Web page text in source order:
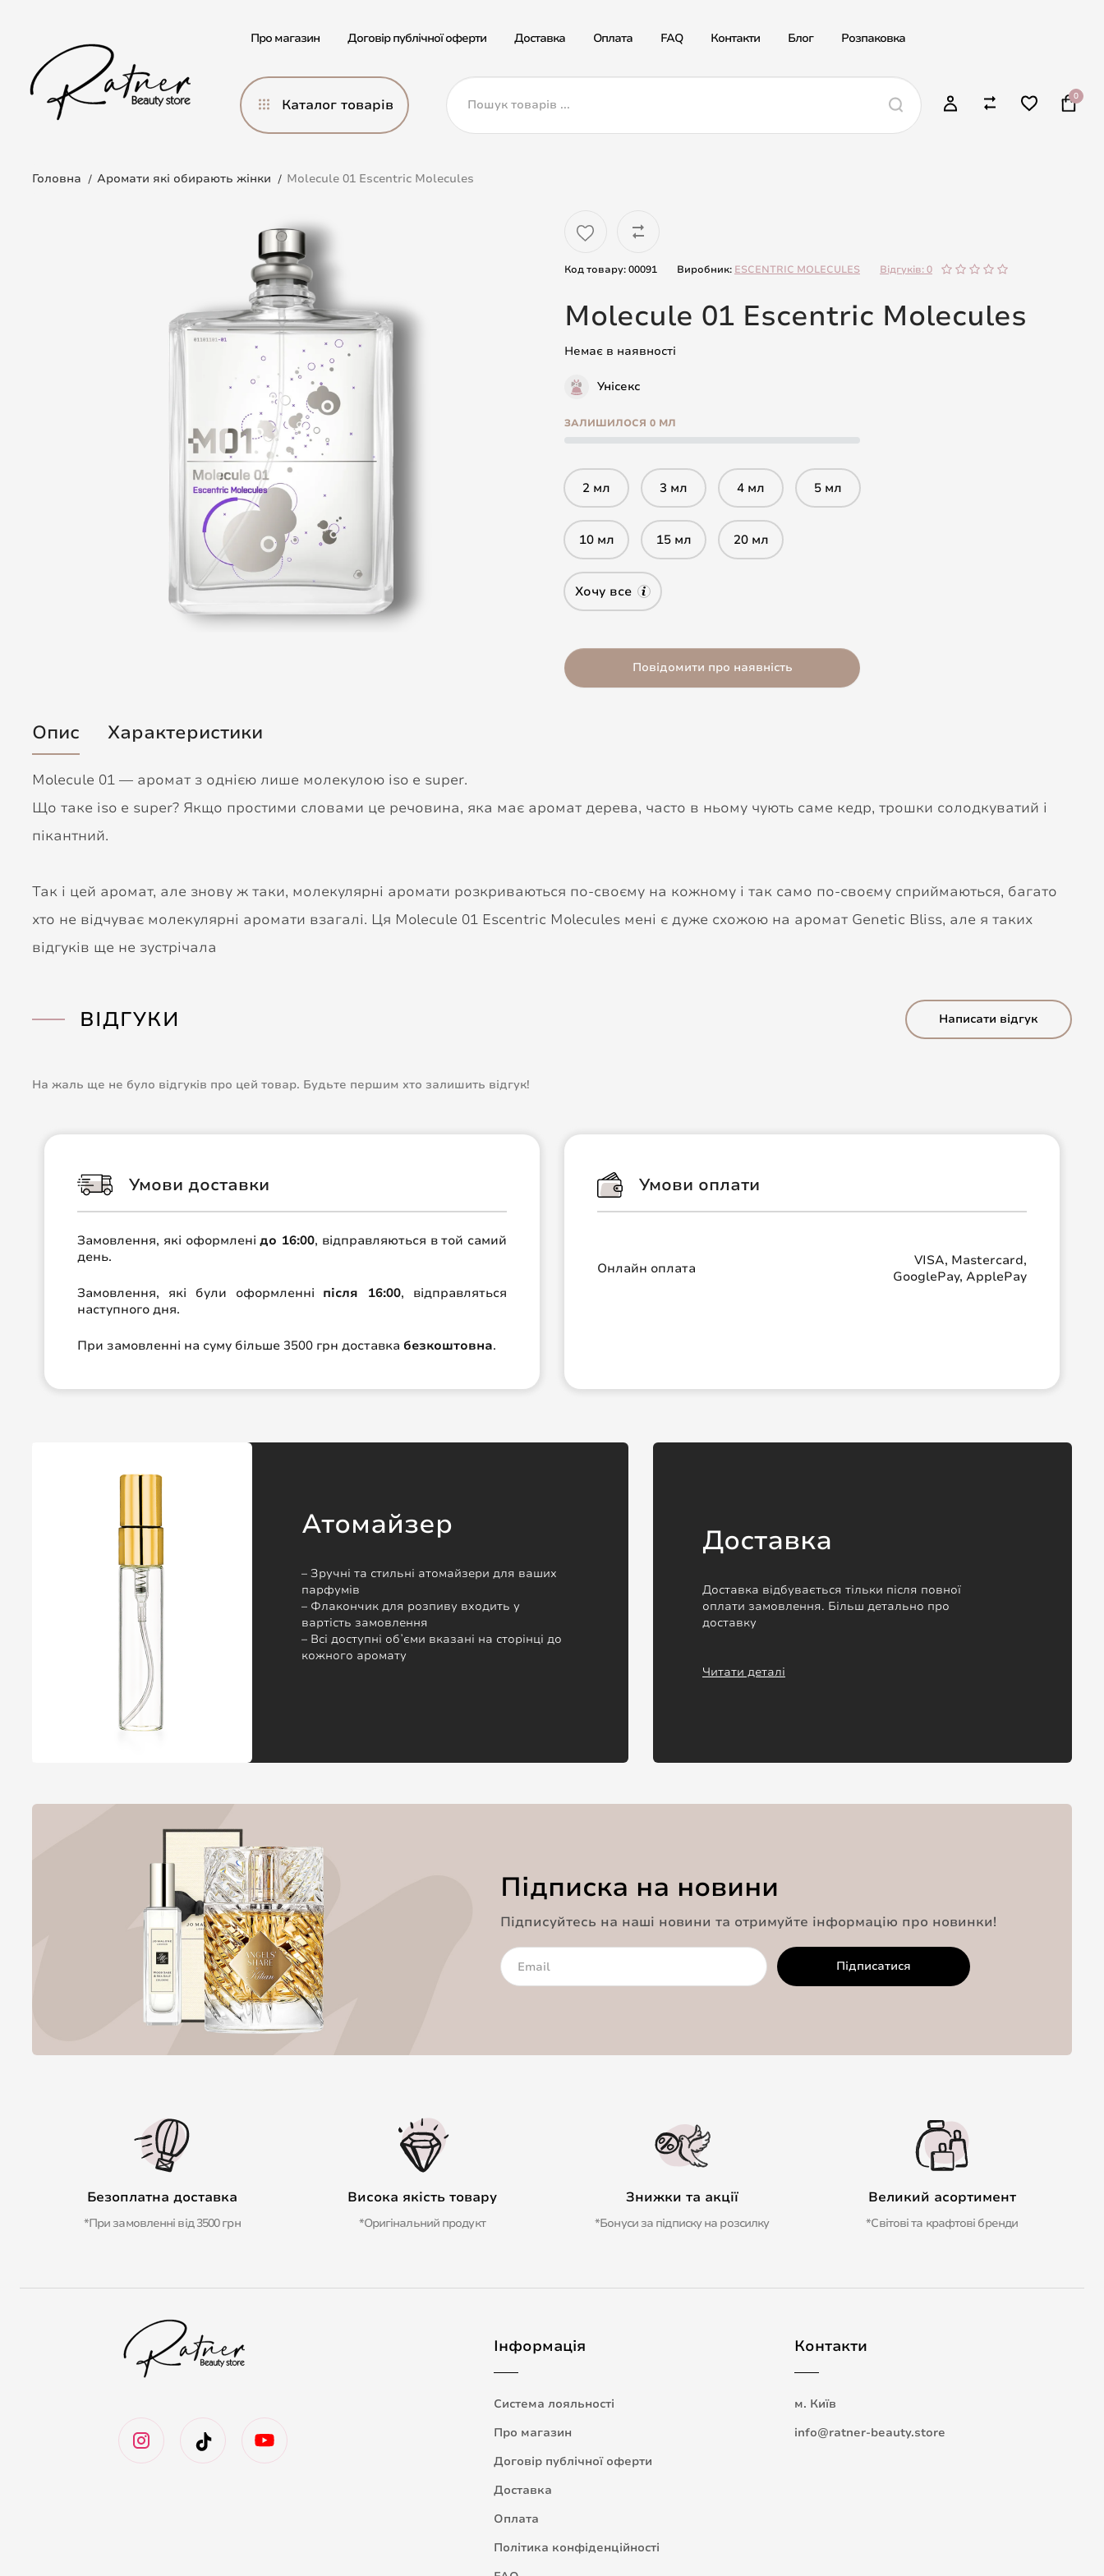
Про магазин Договір публічної оферти Доставка Оплата FAQ Контакти Блог Розпаковка
Каталог товарів 0
Головна Аромати які обирають жінки Molecule 01 Escentric Molecules
Код товару: 00091 Виробник: ESCENTRIC MOLECULES Відгуків: 0
Molecule 01 Escentric Molecules
Немає в наявності
Унісекс
ЗАЛИШИЛОСЯ 0 МЛ
2 мл 3 мл 4 мл 5 мл
10 мл 15 мл 20 мл
Хочу все
Повідомити про наявність
Опис Характеристики
Molecule 01 — аромат з однією лише молекулою iso e super.
Що таке iso e super? Якщо простими словами це речовина, яка має аромат дерева, часто в ньому чують саме кедр, трошки солодкуватий і
пікантний.
Так і цей аромат, але знову ж таки, молекулярні аромати розкриваються по-своєму на кожному і так само по-своєму сприймаються, багато
хто не відчуває молекулярні аромати взагалі. Ця Molecule 01 Escentric Molecules мені є дуже схожою на аромат Genetic Bliss, але я таких
відгуків ще не зустрічала
ВІДГУКИ Написати відгук
На жаль ще не було відгуків про цей товар. Будьте першим хто залишить відгук!
Умови доставки
Замовлення, які оформленідо 16:00, відправляються в той самий
день.
Замовлення, які були оформленні після 16:00, відправляться
наступного дня.
При замовленні на суму більше 3500 грн доставка безкоштовна.
Умови оплати
Онлайн оплата
VISA, Mastercard,
GooglePay, ApplePay
Атомайзер
– Зручні та стильні атомайзери для ваших
парфумів
– Флакончик для розпиву входить у
вартість замовлення
– Всі доступні обʼєми вказані на сторінці до
кожного аромату
Доставка
Доставка відбувається тільки після повної
оплати замовлення. Більш детально про
доставку
Читати деталі
Підписка на новини
Підписуйтесь на наші новини та отримуйте інформацію про новинки!
Підписатися
Безоплатна доставка
*При замовленні від 3500 грн
Висока якість товару
*Оригінальний продукт
Знижки та акції
*Бонуси за підписку на розсилку
Великий асортимент
*Світові та крафтові бренди
Інформація
Система лояльності
Про магазин
Договір публічної оферти
Доставка
Оплата
Політика конфіденційності
Контакти
м. Київ
info@ratner-beauty.store